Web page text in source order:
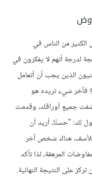
من الناس في
لدرجة أنهم لا يفكرون في
الذين يجب أن أتعامل
فآخر شيء تريده هو
جميع أوراقك، وقدمت
لك: "حسنًا، أريد أن
هناك شخص آخر
المرهقة، لذا تأكد
على النتيجة النهائية.